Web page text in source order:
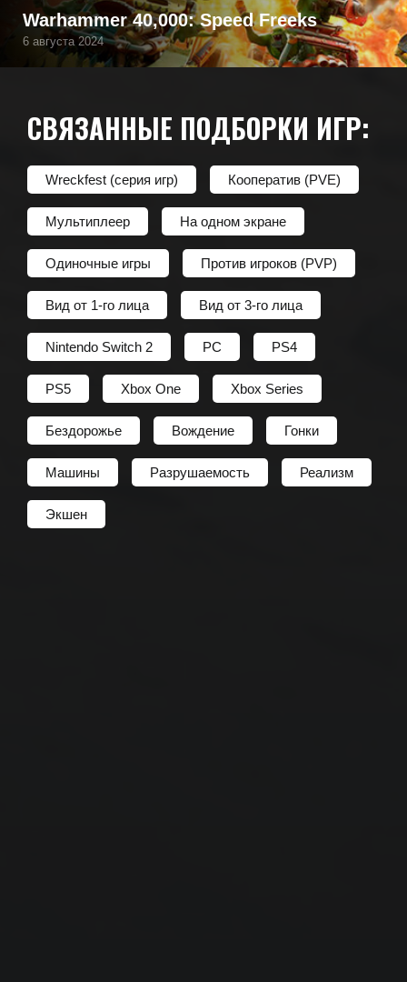
Warhammer 40,000: Speed Freeks
6 августа 2024
СВЯЗАННЫЕ ПОДБОРКИ ИГР:
Wreckfest (серия игр) Кооператив (PVE)
Мультиплеер На одном экране
Одиночные игры Против игроков (PVP)
Вид от 1-го лица Вид от 3-го лица
Nintendo Switch 2 PC PS4
PS5 Xbox One Xbox Series
Бездорожье Вождение Гонки
Машины Разрушаемость Реализм
Экшен